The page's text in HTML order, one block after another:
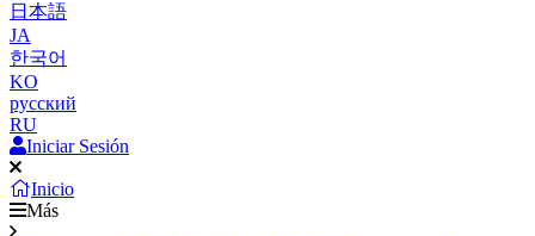
日本語
JA
한국어
KO
русский
RU
Iniciar Sesión
Inicio
Más